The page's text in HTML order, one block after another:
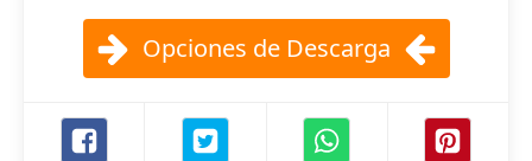
Opciones de Descarga